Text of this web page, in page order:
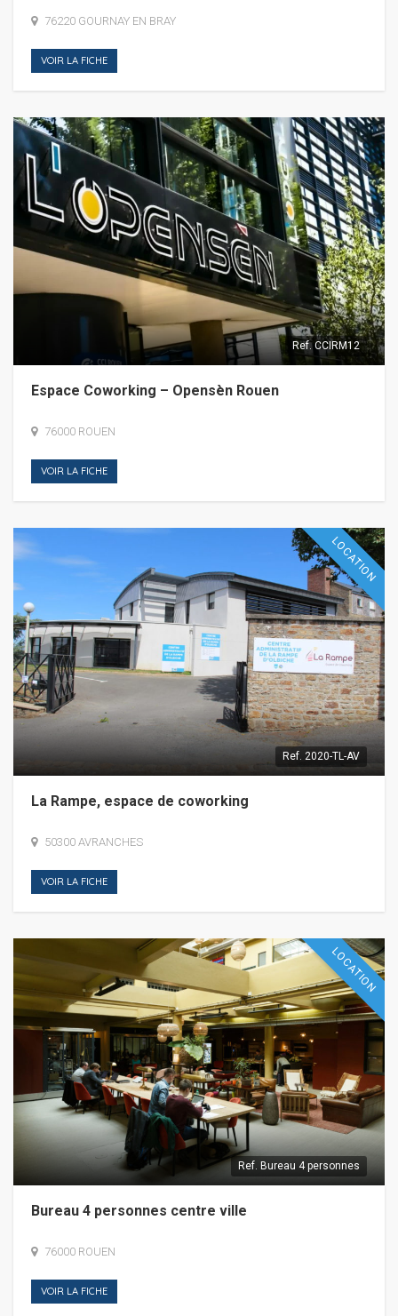
76220 GOURNAY EN BRAY
VOIR LA FICHE
Ref. CCIRM12
Espace Coworking – Opensèn Rouen
76000 ROUEN
VOIR LA FICHE
LOCATION
Ref. 2020-TL-AV
La Rampe, espace de coworking
50300 AVRANCHES
VOIR LA FICHE
LOCATION
Ref. Bureau 4 personnes
Bureau 4 personnes centre ville
76000 ROUEN
VOIR LA FICHE